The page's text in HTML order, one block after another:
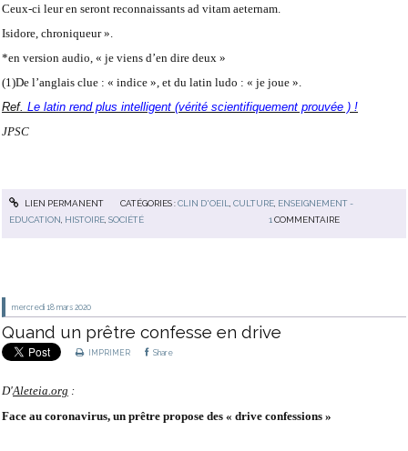
Ceux-ci leur en seront reconnaissants ad vitam aeternam.
Isidore, chroniqueur ».
*en version audio, « je viens d’en dire deux »
(1)De l’anglais clue : « indice », et du latin ludo : « je joue ».
Ref. Le latin rend plus intelligent (vérité scientifiquement prouvée ) !
JPSC
LIEN PERMANENT CATÉGORIES :CLIN D'OEIL CULTURE, ENSEIGNEMENT -
EDUCATION, HISTOIRE,SOCIÉTÉ 1 COMMENTAIRE
mercredi 18 mars 2020
Quand un prêtre confesse en drive
IMPRIMER Share
D'Aleteia.org :
Face au coronavirus, un prêtre propose des « drive confessions »